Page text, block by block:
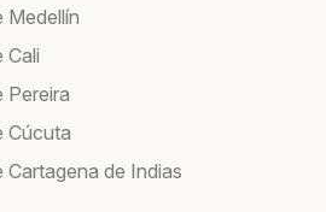
Medellín
Cali
Pereira
Cúcuta
de Indias